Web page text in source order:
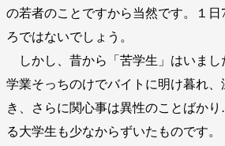
の若者のことですから当然です。１日
ろではないでしょう。
しかし、昔から「苦学生」はいまし
学業そっちのけでバイトに明け暮れ
き、さらに関心事は異性のことばか
る大学生も少なからずいたものです。